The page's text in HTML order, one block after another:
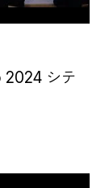
シテ